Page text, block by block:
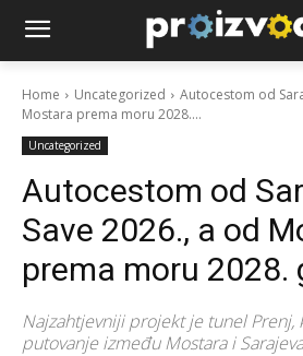
Home Uncategorized
Autocestom od
Mostara prema moru 2028....
Uncategorized
Autocestom od
Save 2026., a od
prema moru 2028.
Najzahtjevniji projekt je tunel Prenj,
putovanje između Mostara i Sarajeva